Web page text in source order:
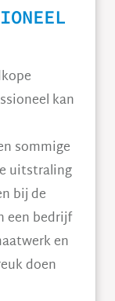
kan
sommige
uitstraling
bij de
een bedrijf
en
doen